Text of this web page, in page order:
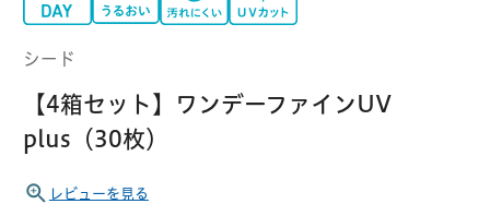
ソフト・使い捨て用
ハード用
オプション品
アイレ
アイミー 東レ
ご利用案内
当社について
シード
【4箱セット】ワンデーファインUV
plus（30枚）
レビューを見る